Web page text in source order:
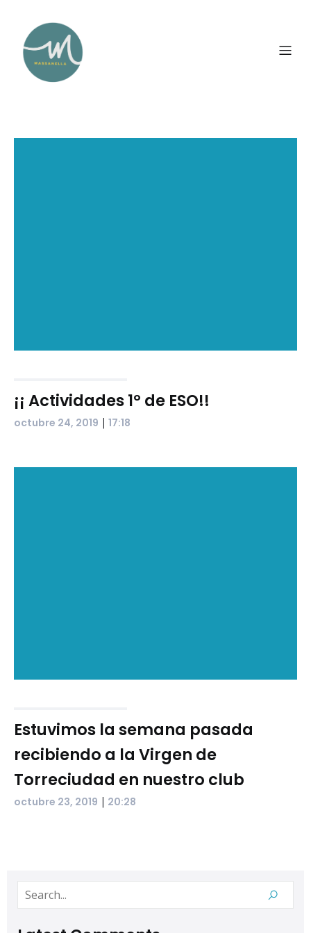
¡¡ Actividades 1º de ESO!!
octubre 24, 2019 | 17:18
Estuvimos la semana pasada
recibiendo a la Virgen de
Torreciudad en nuestro club
octubre 23, 2019 | 20:28